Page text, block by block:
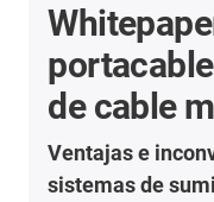
de cable
Ventajas e
sistemas de